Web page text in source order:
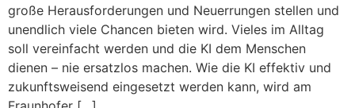
große Herausforderungen und Neuerrungen stellen und
unendlich viele Chancen bieten wird. Vieles im Alltag
soll vereinfacht werden und die KI dem Menschen
dienen – nie ersatzlos machen. Wie die KI effektiv und
zukunftsweisend eingesetzt werden kann, wird am